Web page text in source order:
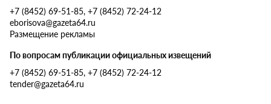
+7 (8452) 69-51-85, +7 (8452) 72-24-12
eborisova@gazeta64.ru
Размещение рекламы
По вопросам публикации официальных извещений
+7 (8452) 69-51-85, +7 (8452) 72-24-12
tender@gazeta64.ru